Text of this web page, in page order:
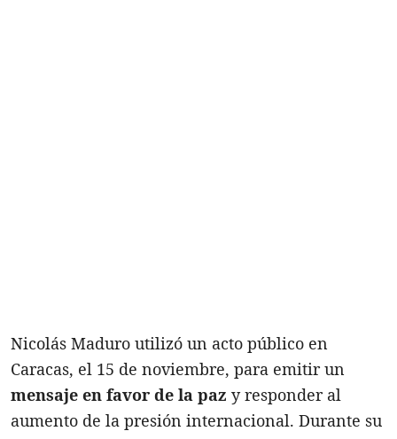
Nicolás Maduro utilizó un acto público en
Caracas, el 15 de noviembre, para emitir un
mensaje en favor de la paz y responder al
aumento de la presión internacional. Durante su